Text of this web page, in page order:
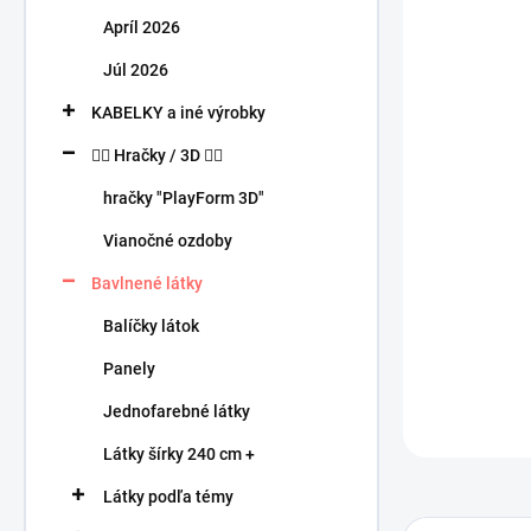
Apríl 2026
Júl 2026
KABELKY a iné výrobky
🧍‍♀️ Hračky / 3D 🧍‍♂️
hračky "PlayForm 3D"
Vianočné ozdoby
Bavlnené látky
Balíčky látok
Panely
Jednofarebné látky
Látky šírky 240 cm +
Látky podľa témy